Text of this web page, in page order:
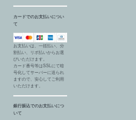
カードでのお支払いについ
て
お支払いは、一括払い、分
割払い、リボ払いからお選
びいただけます。
カード番号等はSSLにて暗
号化してサーバーに送られ
ますので、安心してご利用
いただけます。
銀行振込でのお支払いにつ
いて